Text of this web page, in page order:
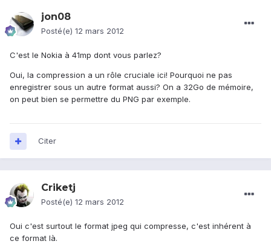
jon08
Posté(e) 12 mars 2012
C'est le Nokia à 41mp dont vous parlez?
Oui, la compression a un rôle cruciale ici! Pourquoi ne pas
enregistrer sous un autre format aussi? On a 32Go de mémoire,
on peut bien se permettre du PNG par exemple.
Citer
Criketj
Posté(e) 12 mars 2012
Oui c'est surtout le format jpeg qui compresse, c'est inhérent à
ce format là.